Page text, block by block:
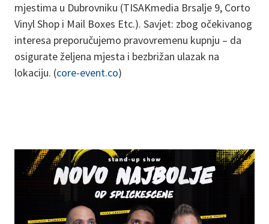
mjestima u Dubrovniku (TISAKmedia Brsalje 9, Corto
Vinyl Shop i Mail Boxes Etc.). Savjet: zbog očekivanog
interesa preporučujemo pravovremenu kupnju – da
osigurate željena mjesta i bezbrižan ulazak na
lokaciju. (core-event.co)